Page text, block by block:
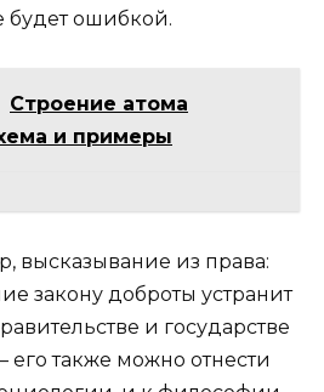
будет ошибкой.
Строение атома
и примеры
высказывание из права:
закону доброты устранит
и государстве
также можно отнести